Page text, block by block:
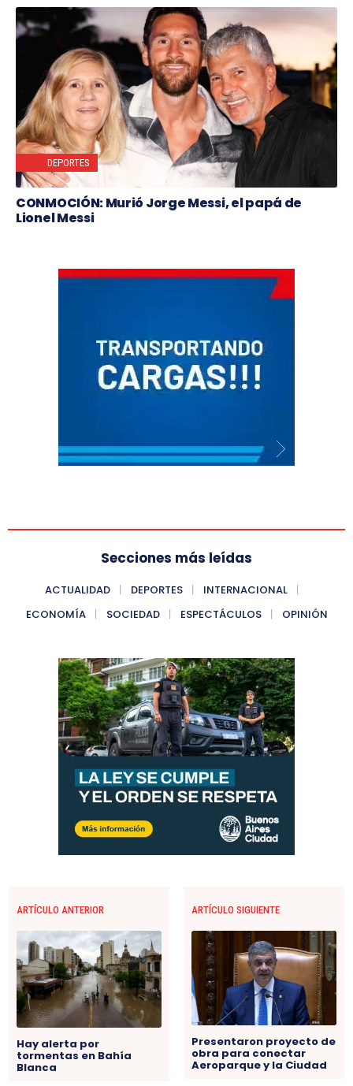
DEPORTES
CONMOCIÓN: Murió Jorge Messi, el papá de
Lionel Messi
Secciones más leídas
ACTUALIDAD DEPORTES
INTERNACIONAL
ECONOMÍA
SOCIEDAD ESPECTÁCULOS OPINIÓN
ARTÍCULO ANTERIOR
Hay alerta por
tormentas en Bahía
Blanca
ARTÍCULO SIGUIENTE
Presentaron proyecto de
obra para conectar
Aeroparque y la Ciudad